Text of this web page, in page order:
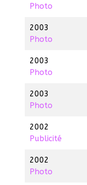
Photo
2003
Photo
2003
Photo
2003
Photo
2002
Publicité
2002
Photo